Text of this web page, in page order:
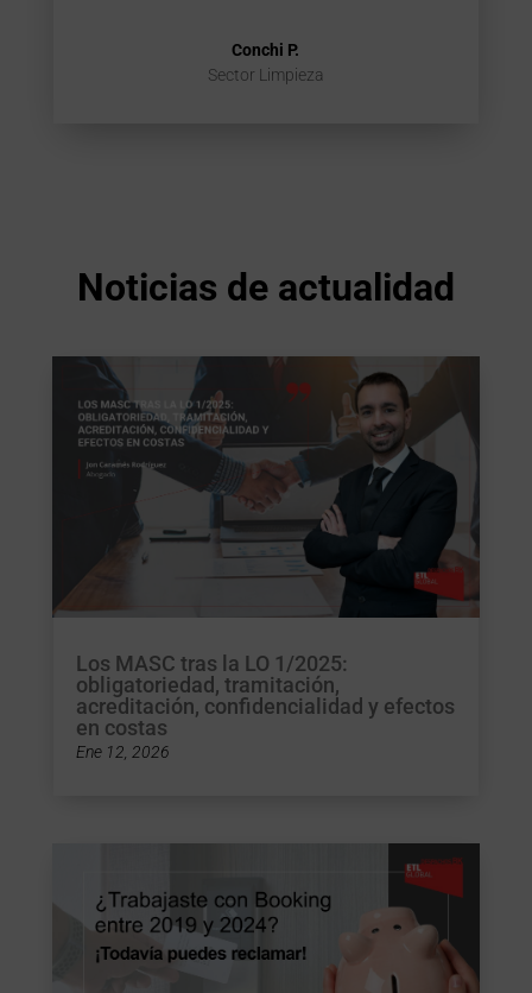
Conchi P.
Sector Limpieza
Noticias de actualidad
Los MASC tras la LO 1/2025:
obligatoriedad, tramitación,
acreditación, confidencialidad y efectos
en costas
Ene 12, 2026